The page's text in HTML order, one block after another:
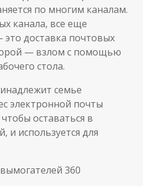
по многим каналам.
канала, все еще
доставка почтовых
— взлом с помощью
стола.
семье
электронной почты
оставаться в
и используется для
360